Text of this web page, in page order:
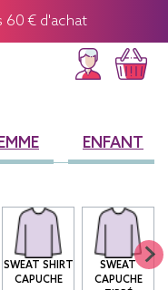
60 € d'achat
ENFANT
SWEAT SHIRT
CAPUCHE
SWEAT
CAPUCHE